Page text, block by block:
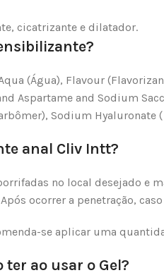
cicatrizante e dilatador.
(Água), Flavour
Aspartame and Sodium
Sodium
anal Cliv Intt?
no local desejado e
ocorrer a penetração,
se aplicar uma
ao usar o Gel?